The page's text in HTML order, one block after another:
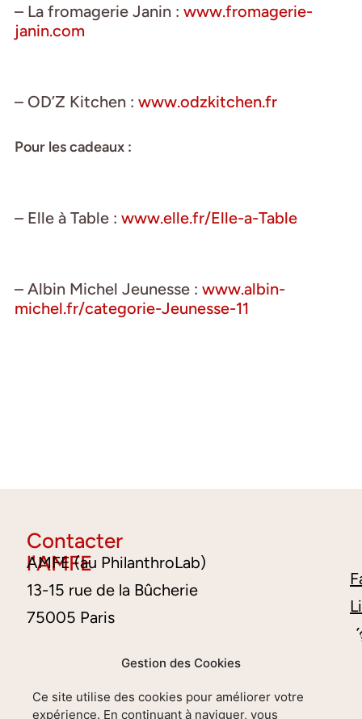
Gestion des Cookies
Ce site utilise des cookies pour améliorer votre
expérience. En continuant à naviguer, vous
– La fromagerie Janin : www.fromagerie-
janin.com
– OD’Z Kitchen : www.odzkitchen.fr
Pour les cadeaux :
– Elle à Table : www.elle.fr/Elle-a-Table
– Albin Michel Jeunesse : www.albin-
michel.fr/categorie-Jeunesse-11
Contacter
l'AMFE
AMFE (au PhilanthroLab)
13-15 rue de la Bûcherie
75005 Paris
06 38 74 78 11
S’informer sur les temps forts de